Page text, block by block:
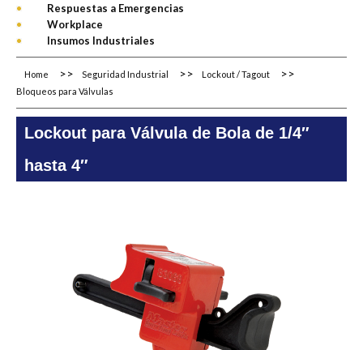
Respuestas a Emergencias
Workplace
Insumos Industriales
Home Seguridad Industrial
Lockout / Tagout
Bloqueos para Válvulas
Lockout para Válvula de Bola de 1/4″
hasta 4″